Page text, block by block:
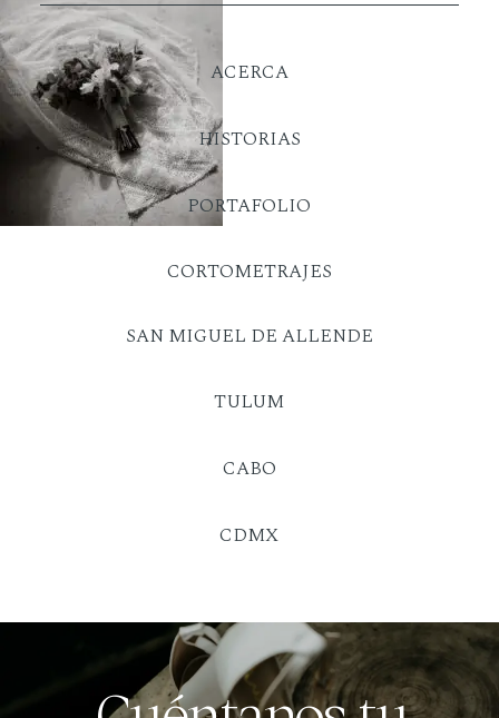
ACERCA
SAN MIGUEL DE ALLENDE
HISTORIAS
TULUM
PORTAFOLIO
CABO
CDMX
CORTOMETRAJES